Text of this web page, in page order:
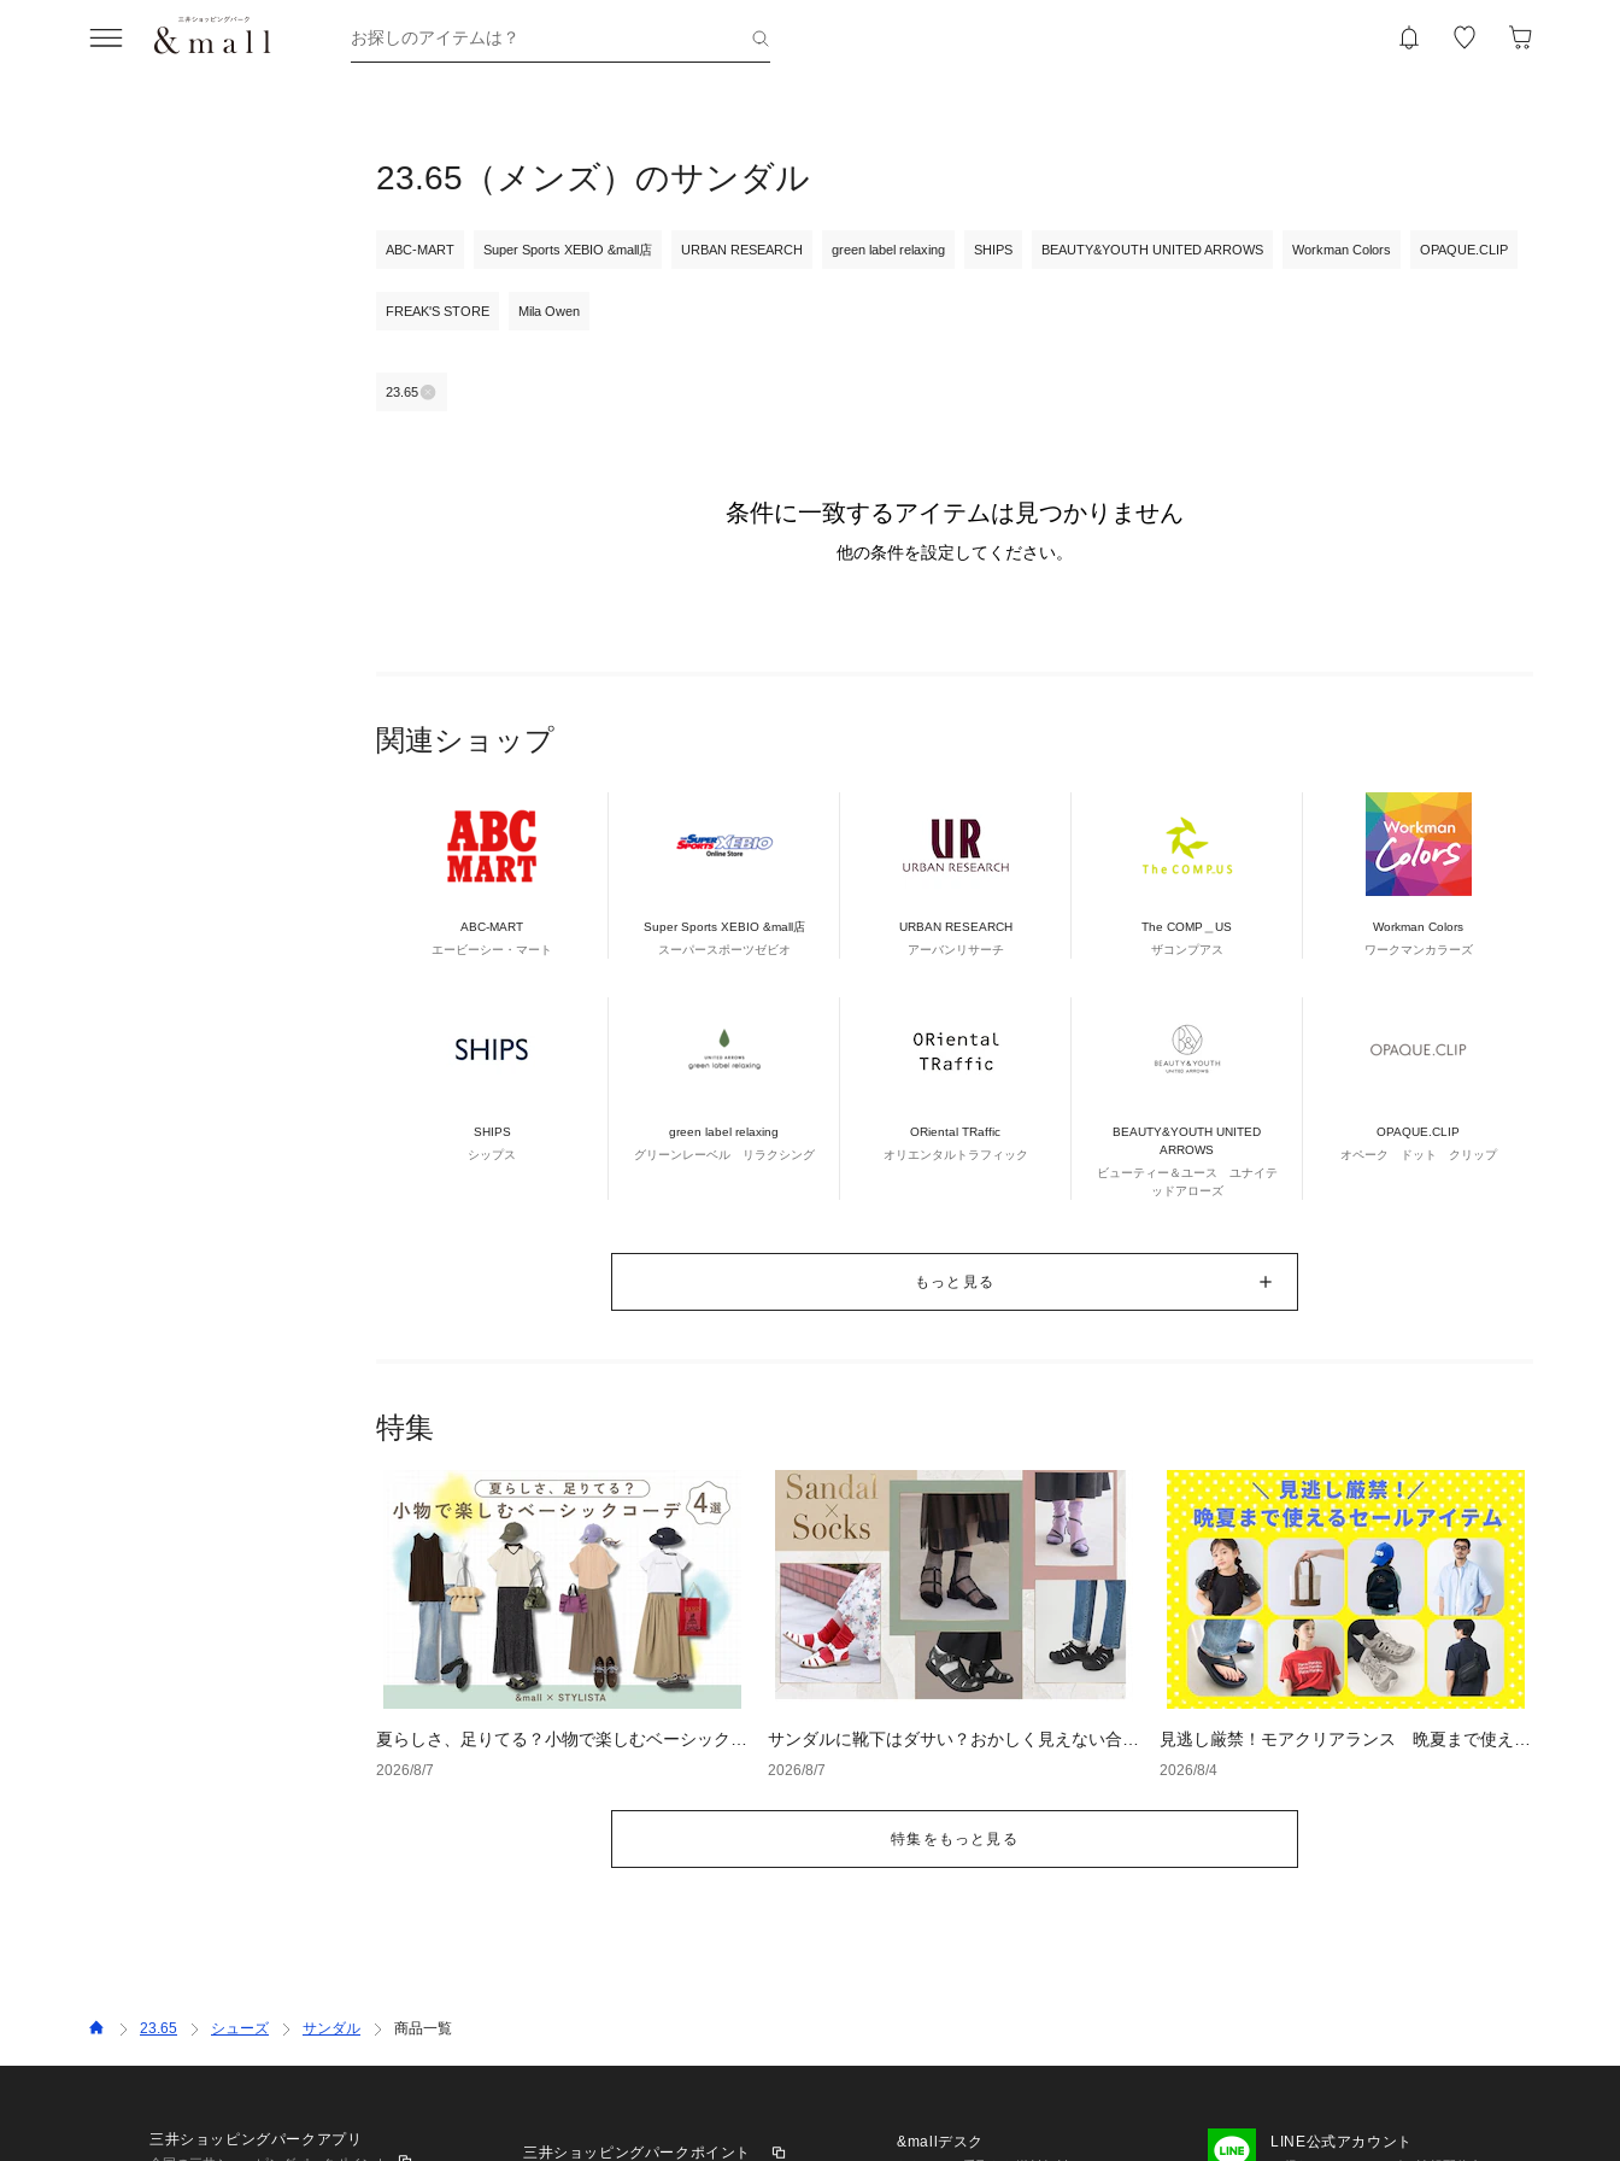
お探しのアイテムは？
23.65（メンズ）のサンダル
ABC-MART Super Sports XEBIO &mall店 URBAN RESEARCH green label relaxing SHIPS BEAUTY&YOUTH UNITED ARROWS Workman Colors OPAQUE.CLIP
FREAK'S STORE Mila Owen
23.65
条件に一致するアイテムは見つかりません
他の条件を設定してください。
関連ショップ
ABC-MART
エービーシー・マート
Super Sports XEBIO &mall店
スーパースポーツゼビオ
URBAN RESEARCH
アーバンリサーチ
The COMP＿US
ザコンプアス
Workman Colors
ワークマンカラーズ
SHIPS
シップス
green label relaxing
グリーンレーベル リラクシング
ORiental TRaffic
オリエンタルトラフィック
BEAUTY&YOUTH UNITED
ARROWS
ビューティー＆ユース ユナイテ
ッドアローズ
OPAQUE.CLIP
オペーク ドット クリップ
もっと見る
特集
夏らしさ、足りてる？小物で楽しむベーシックコ
ーデ4選
2026/8/7
サンダルに靴下はダサい？おかしく見えない合わ
せ方の黄金法則と男女別おすすめコーデ
2026/8/7
見逃し厳禁！モアクリアランス 晩夏まで使える
セールアイテム
2026/8/4
特集をもっと見る
23.65 シューズ サンダル 商品一覧
三井ショッピングパークアプリ
三井ショッピングパークポイント
&mallデスク LINE公式アカウント